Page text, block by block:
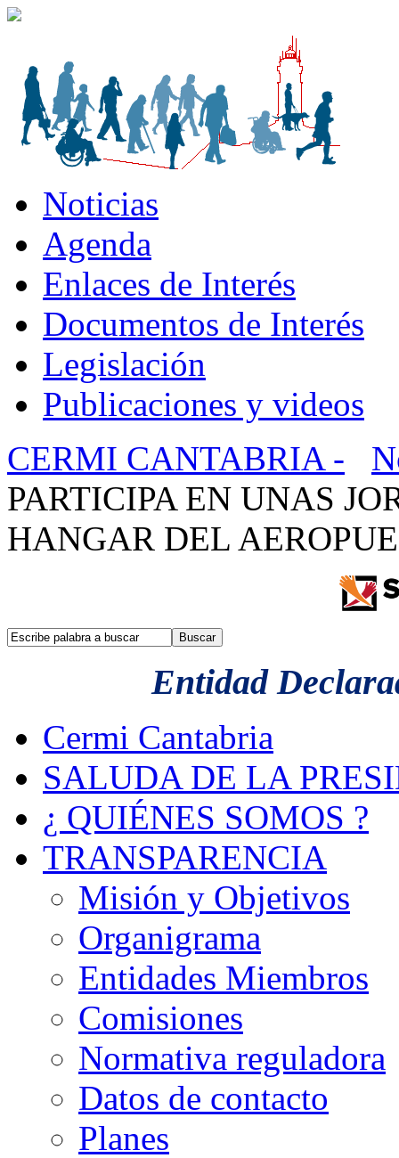
Noticias
Agenda
Enlaces de Interés
Documentos de Interés
Legislación
Publicaciones y videos
CERMI CANTABRIA -
PARTICIPA EN UNAS
HANGAR DEL
Entidad
Cermi Cantabria
SALUDA DE LA
¿ QUIÉNES SOMOS ?
TRANSPARENCIA
Misión y Objetivos
Organigrama
Entidades Miembros
Comisiones
Normativa reguladora
Datos de contacto
Planes